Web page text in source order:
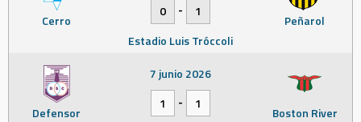
Cerro Peñarol
0
-
1
Estadio Luis Tróccoli
Defensor Boston River
7 junio 2026
1
-
1